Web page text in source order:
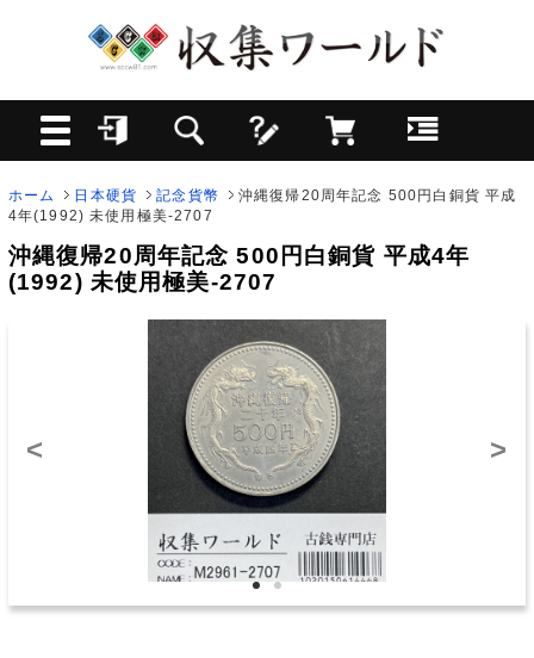
ホーム 日本硬貨 記念貨幣
沖縄復帰20周年記念 500円白銅貨 平成
4年(1992) 未使用極美-2707
沖縄復帰20周年記念 500円白銅貨 平成4年
(1992) 未使用極美-2707
< >